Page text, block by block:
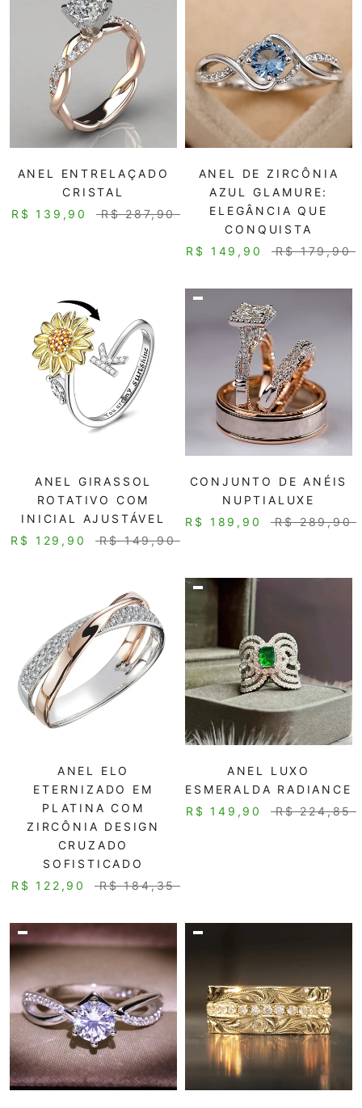
ANEL ENTRELAÇADO
CRISTAL
R$ 139,90
R$ 287,90
ANEL DE ZIRCÔNIA
AZUL GLAMURE:
ELEGÂNCIA QUE
CONQUISTA
R$ 149,90
R$ 179,90
ANEL GIRASSOL
ROTATIVO COM
INICIAL AJUSTÁVEL
R$ 129,90
R$ 149,90
CONJUNTO DE ANÉIS
NUPTIALUXE
R$ 189,90
R$ 289,90
ANEL ELO
ETERNIZADO EM
PLATINA COM
ZIRCÔNIA DESIGN
CRUZADO
SOFISTICADO
R$ 122,90
R$ 184,35
ANEL LUXO
ESMERALDA RADIANCE
R$ 149,90
R$ 224,85